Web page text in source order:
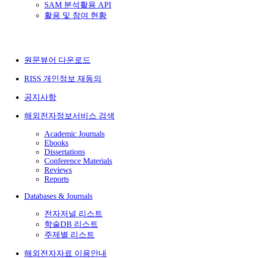
SAM 분석활용 API
활용 및 참여 현황
원문뷰어 다운로드
RISS 개인정보 재동의
공지사항
해외전자정보서비스 검색
Academic Journals
Ebooks
Dissertations
Conference Materials
Reviews
Reports
Databases & Journals
전자저널 리스트
학술DB 리스트
주제별 리스트
해외전자자료 이용안내